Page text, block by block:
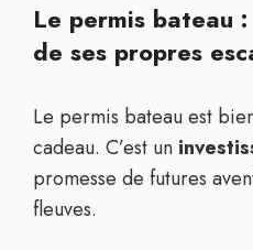
Le permis bateau
de ses propres
Le permis bateau est
cadeau. C’est un
promesse de futures
fleuves.